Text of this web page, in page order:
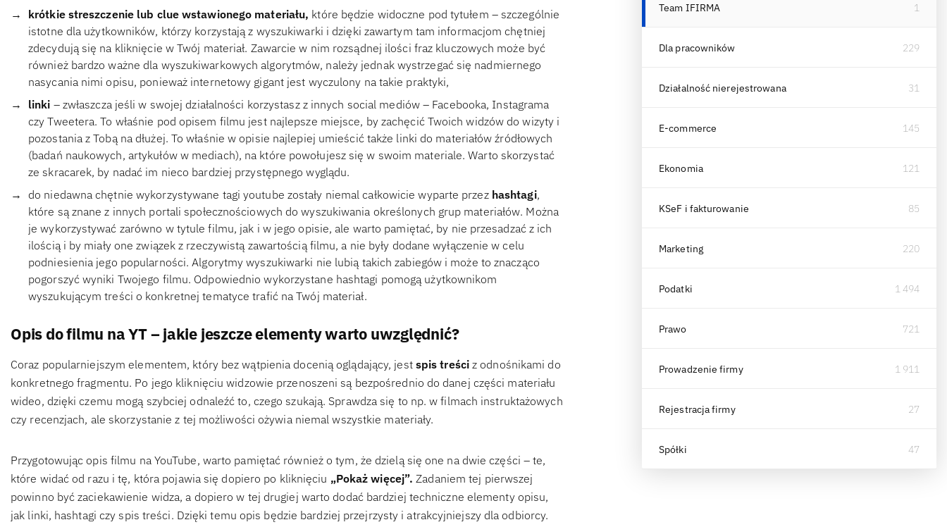
krótkie streszczenie lub clue wstawionego materiału, które będzie widoczne pod tytułem – szczególnie
istotne dla użytkowników, którzy korzystają z wyszukiwarki i dzięki zawartym tam informacjom chętniej
zdecydują się na kliknięcie w Twój materiał. Zawarcie w nim rozsądnej ilości fraz kluczowych może być
również bardzo ważne dla wyszukiwarkowych algorytmów, należy jednak wystrzegać się nadmiernego
nasycania nimi opisu, ponieważ internetowy gigant jest wyczulony na takie praktyki,
linki – zwłaszcza jeśli w swojej działalności korzystasz z innych social mediów – Facebooka, Instagrama
czy Tweetera. To właśnie pod opisem filmu jest najlepsze miejsce, by zachęcić Twoich widzów do wizyty i
pozostania z Tobą na dłużej. To właśnie w opisie najlepiej umieścić także linki do materiałów źródłowych
(badań naukowych, artykułów w mediach), na które powołujesz się w swoim materiale. Warto skorzystać
ze skracarek, by nadać im nieco bardziej przystępnego wyglądu.
do niedawna chętnie wykorzystywane tagi youtube zostały niemal całkowicie wyparte przez hashtagi,
które są znane z innych portali społecznościowych do wyszukiwania określonych grup materiałów. Można
je wykorzystywać zarówno w tytule filmu, jak i w jego opisie, ale warto pamiętać, by nie przesadzać z ich
ilością i by miały one związek z rzeczywistą zawartością filmu, a nie były dodane wyłączenie w celu
podniesienia jego popularności. Algorytmy wyszukiwarki nie lubią takich zabiegów i może to znacząco
pogorszyć wyniki Twojego filmu. Odpowiednio wykorzystane hashtagi pomogą użytkownikom
wyszukującym treści o konkretnej tematyce trafić na Twój materiał.
Opis do filmu na YT – jakie jeszcze elementy warto uwzględnić?
Coraz popularniejszym elementem, który bez wątpienia docenią oglądający, jest spis treściz odnośnikami do
konkretnego fragmentu. Po jego kliknięciu widzowie przenoszeni są bezpośrednio do danej części materiału
wideo, dzięki czemu mogą szybciej odnaleźć to, czego szukają. Sprawdza się to np. w filmach instruktażowych
czy recenzjach, ale skorzystanie z tej możliwości ożywia niemal wszystkie materiały.
Przygotowując opis filmu na YouTube, warto pamiętać również o tym, że dzielą się one na dwie części – te,
które widać od razu i tę, która pojawia się dopiero po kliknięciu „Pokaż więcej”. Zadaniem tej pierwszej
powinno być zaciekawienie widza, a dopiero w tej drugiej warto dodać bardziej techniczne elementy opisu,
jak linki, hashtagi czy spis treści. Dzięki temu opis będzie bardziej przejrzysty i atrakcyjniejszy dla odbiorcy.
Team IFIRMA 1
Dla pracowników 229
Działalność nierejestrowana 31
E-commerce 145
Ekonomia 121
KSeF i fakturowanie 85
Marketing 220
Podatki 1 494
Prawo 721
Prowadzenie firmy 1 911
Rejestracja firmy 27
Spółki 47